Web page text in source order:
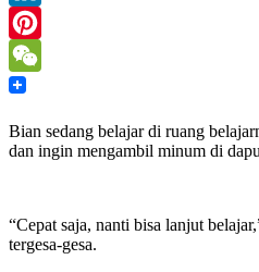
LinkedIn
Pinterest
WeChat
Bian sedang belajar di ruang
dan ingin mengambil minum di
“Cepat saja, nanti bisa lanjut
tergesa-gesa.